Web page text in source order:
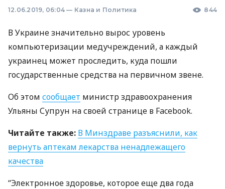
12.06.2019, 06:04 — Казна и Политика 844
В Украине значительно вырос уровень
компьютеризации медучреждений, а каждый
украинец может проследить, куда пошли
государственные средства на первичном звене.
Об этом сообщает министр здравоохранения
Ульяны Супрун на своей странице в Facebook.
Читайте также: В Минздраве разъяснили, как
вернуть аптекам лекарства ненадлежащего
качества
“Электронное здоровье, которое еще два года